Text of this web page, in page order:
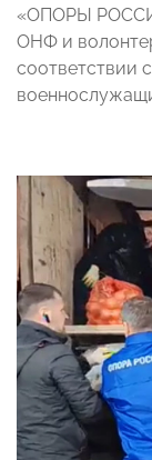
«ОПОРЫ
ОНФ и
соответствии